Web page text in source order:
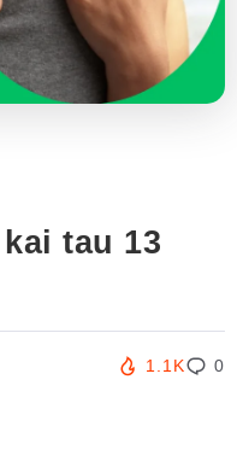
tau 13
1.1K 0